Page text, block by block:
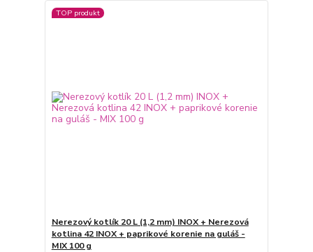
TOP produkt
Nerezový kotlík 20 L (1,2 mm) INOX + Nerezová
kotlina 42 INOX + paprikové korenie na guláš -
MIX 100 g